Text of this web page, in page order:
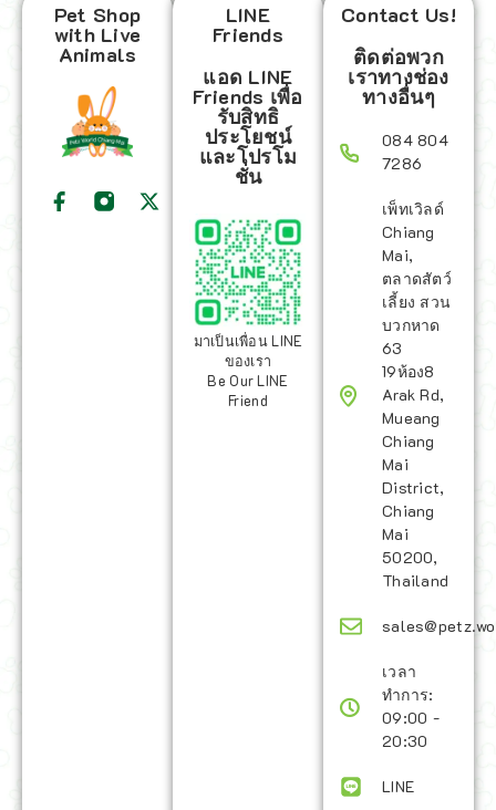
Pet Shop
with Live
Animals
LINE
Friends
แอด LINE
Friends เพื่อ
รับสิทธิ
ประโยชน์
และโปรโม
ชั่น
มาเป็นเพื่อน LINE
ของเรา
Be Our LINE
Friend
Contact Us!
ติดต่อพวก
เราทางช่อง
ทางอื่นๆ
084 804
7286
เพ็ทเวิลด์
Chiang
Mai,
ตลาดสัตว์
เลี้ยง สวน
บวกหาด
63
19ห้อง8
Arak Rd,
Mueang
Chiang
Mai
District,
Chiang
Mai
50200,
Thailand
เวลา
ทำการ:
09:00 -
20:30
LINE